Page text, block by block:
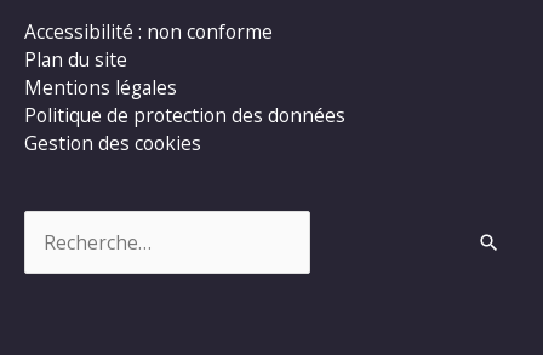
Accessibilité : non conforme
Plan du site
Mentions légales
Politique de protection des données
Gestion des cookies